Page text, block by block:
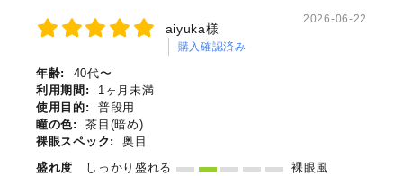
aiyuka様
購入確認済み
2026-06-22
年齢:
40代〜
利用期間:
1ヶ月未満
使用目的:
普段用
瞳の色:
茶目(暗め)
裸眼スペック:
奥目
盛れ度
しっかり盛れる 裸眼風